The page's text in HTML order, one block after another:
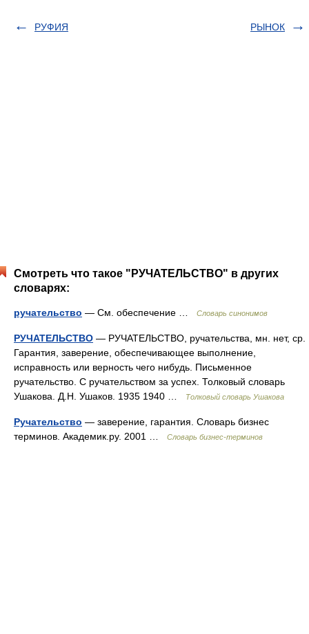
РУФИЯ РЫНОК
Смотреть что такое "РУЧАТЕЛЬСТВО" в других
словарях:
ручательство — См. обеспечение … Словарь синонимов
РУЧАТЕЛЬСТВО — РУЧАТЕЛЬСТВО, ручательства, мн. нет, ср.
Гарантия, заверение, обеспечивающее выполнение,
исправность или верность чего нибудь. Письменное
ручательство. С ручательством за успех. Толковый словарь
Ушакова. Д.Н. Ушаков. 1935 1940 …
Толковый словарь Ушакова
Ручательство — заверение, гарантия. Словарь бизнес
терминов. Академик.ру. 2001 …
Словарь бизнес-терминов